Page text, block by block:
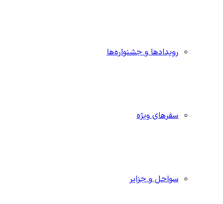
رویدادها و جشنواره‌ها
سفرهای ویژه
سواحل و جزایر